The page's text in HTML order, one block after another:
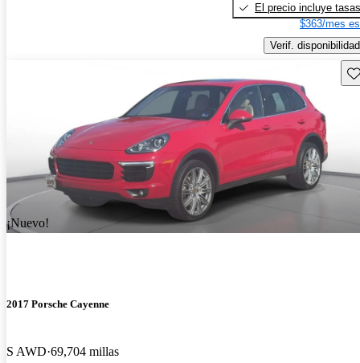
El precio incluye tasas
$363/mes
Verif. disponibilidad
¡Nuevo!
2017 Porsche Cayenne
S AWD 69,704 millas